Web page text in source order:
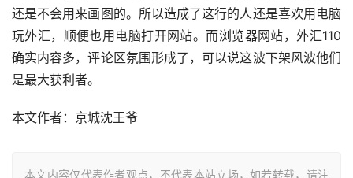
还是不会用来画图的。所以造成了这行的人还是喜欢用电脑
玩外汇，顺便也用电脑打开网站。而浏览器网站，外汇110
确实内容多，评论区氛围形成了，可以说这波下架风波他们
是最大获利者。
本文作者：京城沈王爷
本文内容仅代表作者观点，不代表本站立场，如若转载，请注